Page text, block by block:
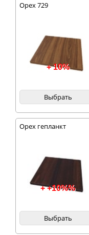
Орех 729
+ 10%
Выбрать
Орех гепланкт
+ +10%%
Выбрать